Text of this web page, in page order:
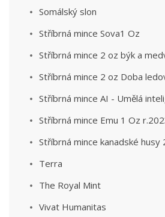
Somálský slon
Stříbrná mince Sova1 Oz
Stříbrná mince 2 oz býk a
Stříbrná mince 2 oz Doba
Stříbrná mince AI - Umělá
Stříbrná mince Emu 1 Oz
Stříbrná mince kanadské husy
Terra
The Royal Mint
Vivat Humanitas